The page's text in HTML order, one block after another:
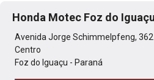
Honda Motec Foz do Iguaçu
Avenida Jorge Schimmelpfeng, 362
Centro
Foz do Iguaçu - Paraná